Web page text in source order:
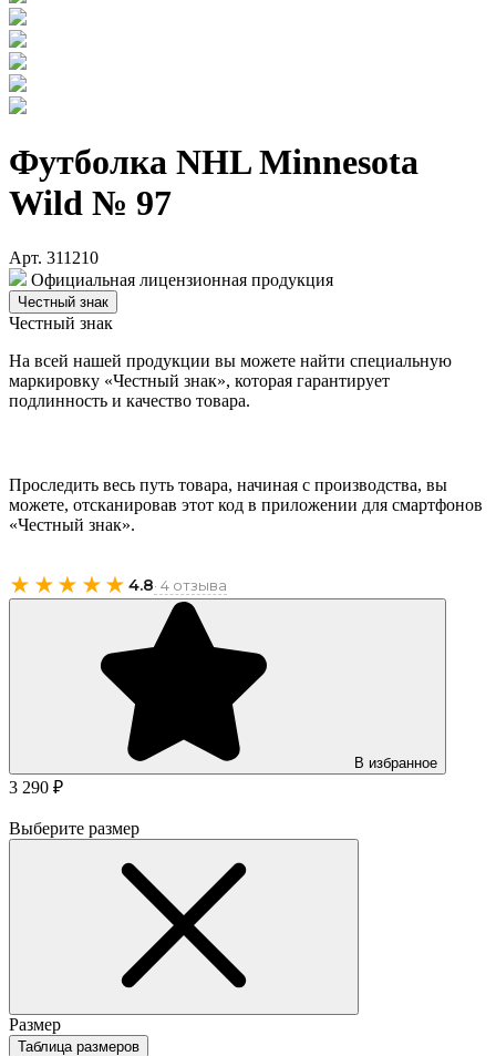
Футболка NHL Minnesota
Wild № 97
Арт. 311210
Официальная лицензионная продукция
Честный знак
Честный знак
На всей нашей продукции вы можете найти специальную
маркировку «Честный знак», которая гарантирует
подлинность и качество товара.
Проследить весь путь товара, начиная с производства, вы
можете, отсканировав этот код в приложении для смартфонов
«Честный знак».
★★★★★ 4.8· 4 отзыва
В избранное
3 290 ₽
Выберите размер
Размер
Таблица размеров